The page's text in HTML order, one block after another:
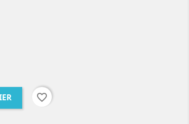
favorite_border